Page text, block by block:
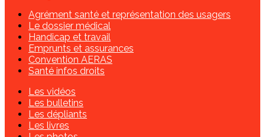
Agrément santé et représentation des usagers
Le dossier médical
Handicap et travail
Emprunts et assurances
Convention AERAS
Santé infos droits
Les vidéos
Les bulletins
Les dépliants
Les livres